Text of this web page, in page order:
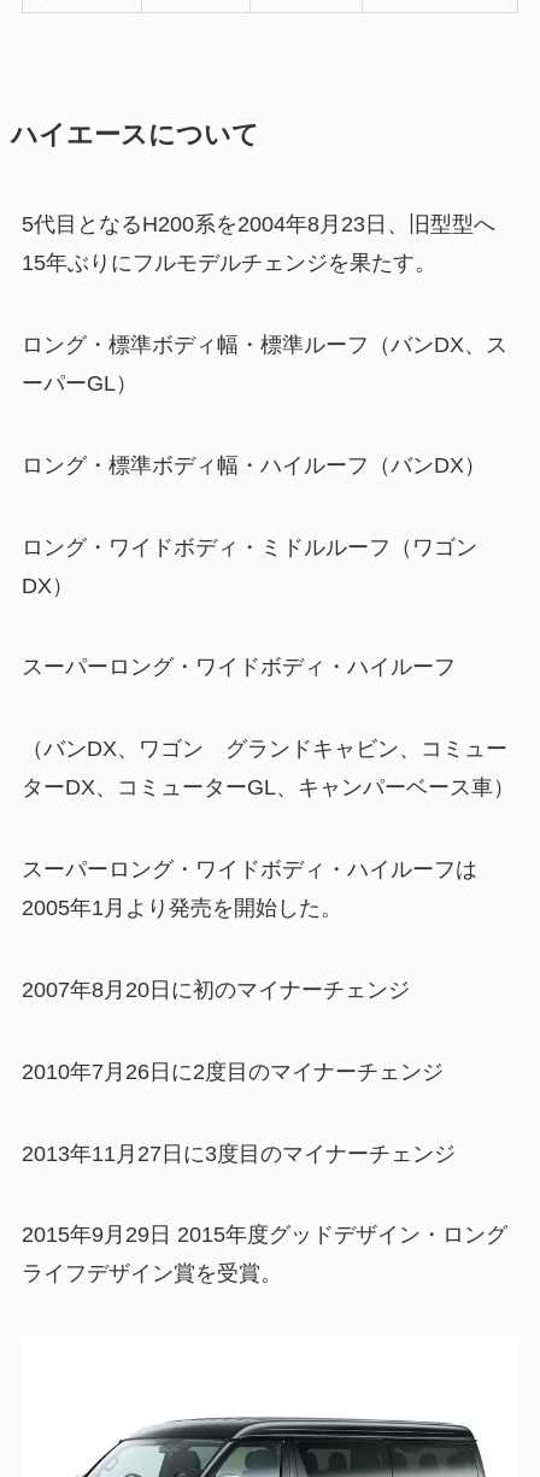
ハイエースについて
5代目となるH200系を2004年8月23日、旧型型へ
15年ぶりにフルモデルチェンジを果たす。
ロング・標準ボディ幅・標準ルーフ（バンDX、ス
ーパーGL）
ロング・標準ボディ幅・ハイルーフ（バンDX）
ロング・ワイドボディ・ミドルルーフ（ワゴン
DX）
スーパーロング・ワイドボディ・ハイルーフ
（バンDX、ワゴン グランドキャビン、コミュー
ターDX、コミューターGL、キャンパーベース車）
スーパーロング・ワイドボディ・ハイルーフは
2005年1月より発売を開始した。
2007年8月20日に初のマイナーチェンジ
2010年7月26日に2度目のマイナーチェンジ
2013年11月27日に3度目のマイナーチェンジ
2015年9月29日 2015年度グッドデザイン・ロング
ライフデザイン賞を受賞。